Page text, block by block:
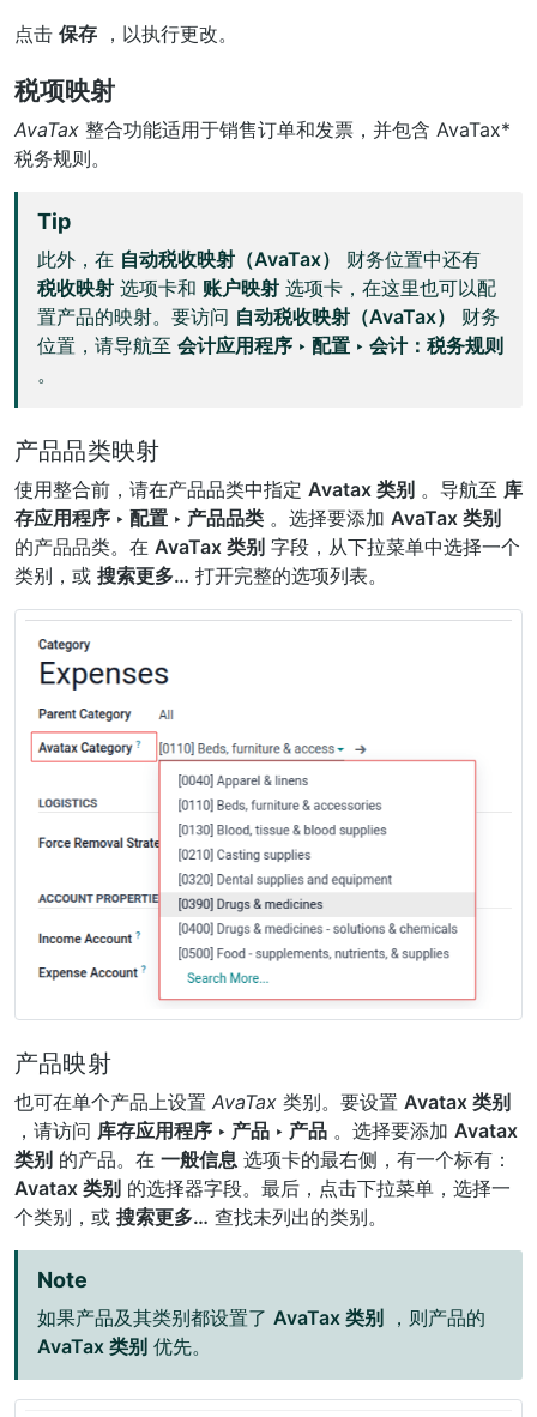
点击 保存 ，以执行更改。
税项映射
AvaTax 整合功能适用于销售订单和发票，并包含 AvaTax*
税务规则。
Tip
此外，在 自动税收映射（AvaTax）
财务位置中还有
税收映射 选项卡和 账户映射 选项卡，在这里也可以配
置产品的映射。要访问 自动税收映射（AvaTax）
财务
位置，请导航至 会计应用程序 ‣ 配置 ‣ 会计：税务规则
。
产品品类映射
使用整合前，请在产品品类中指定 Avatax 类别 。导航至 库
存应用程序 ‣ 配置 ‣ 产品品类 。选择要添加 AvaTax 类别
的产品品类。在 AvaTax 类别 字段，从下拉菜单中选择一个
类别，或 搜索更多… 打开完整的选项列表。
产品映射
也可在单个产品上设置 AvaTax 类别。要设置 Avatax 类别
，请访问 库存应用程序 ‣ 产品 ‣ 产品 。选择要添加 Avatax
类别 的产品。在 一般信息 选项卡的最右侧，有一个标有：
Avatax 类别 的选择器字段。最后，点击下拉菜单，选择一
个类别，或 搜索更多… 查找未列出的类别。
Note
如果产品及其类别都设置了 AvaTax 类别 ，则产品的
AvaTax 类别 优先。